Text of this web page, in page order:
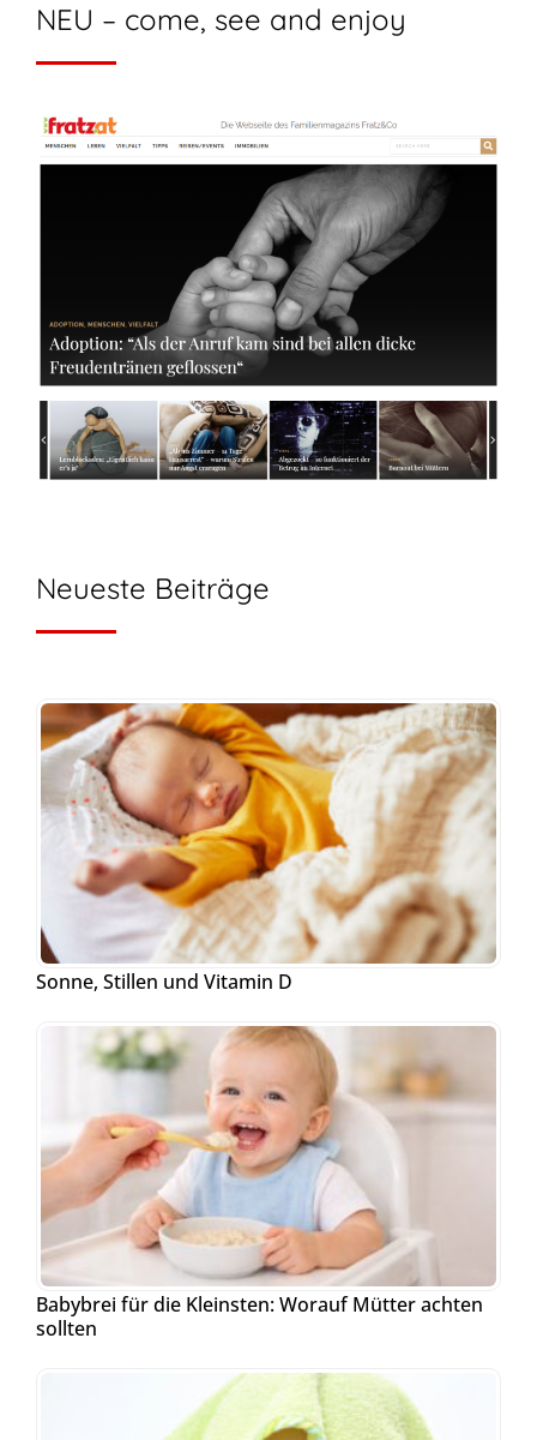
NEU – come, see and enjoy
Neueste Beiträge
Sonne, Stillen und Vitamin D
Babybrei für die Kleinsten: Worauf Mütter achten
sollten